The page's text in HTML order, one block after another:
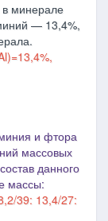
минерале
— 13,4%,
и фтора
массовых
данного
массы:
39: 13,4/27: